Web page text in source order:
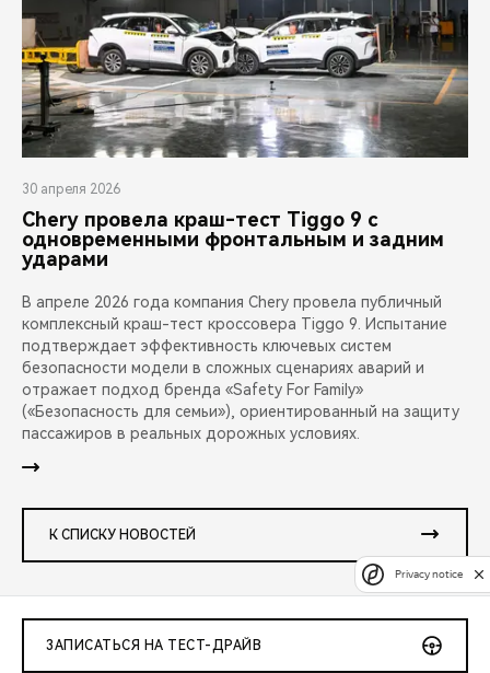
30 апреля 2026
Chery провела краш-тест Tiggo 9 с
одновременными фронтальным и задним
ударами
В апреле 2026 года компания Chery провела публичный
комплексный краш-тест кроссовера Tiggo 9. Испытание
подтверждает эффективность ключевых систем
безопасности модели в сложных сценариях аварий и
отражает подход бренда «Safety For Family»
(«Безопасность для семьи»), ориентированный на защиту
пассажиров в реальных дорожных условиях.
К СПИСКУ НОВОСТЕЙ
ЗАПИСАТЬСЯ НА ТЕСТ-ДРАЙВ
Privacy notice